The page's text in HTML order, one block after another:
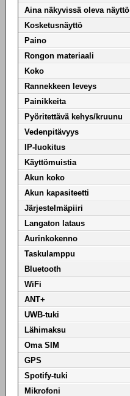
Aina näkyvissä oleva näyttö
Kosketusnäyttö
Paino
Rongon materiaali
Koko
Rannekkeen leveys
Painikkeita
Pyöritettävä kehys/kruunu
Vedenpitävyys
IP-luokitus
Käyttömuistia
Akun koko
Akun kapasiteetti
Järjestelmäpiiri
Langaton lataus
Aurinkokenno
Taskulamppu
Bluetooth
WiFi
ANT+
UWB-tuki
Lähimaksu
Oma SIM
GPS
Spotify-tuki
Mikrofoni